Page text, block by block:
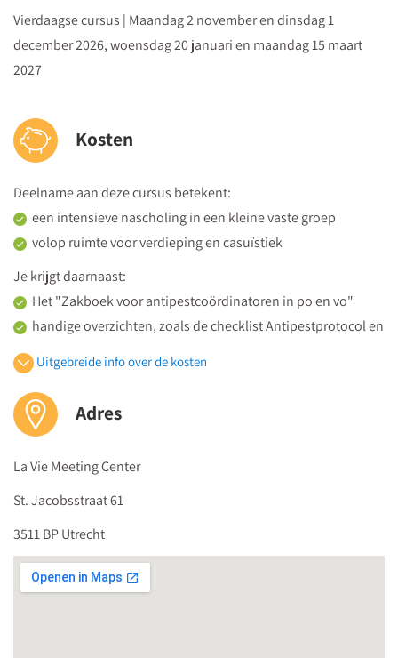
Uitdragen en borgen van je antipestbeleid binnen de
school
Vierdaagse cursus | Maandag 2 november en dinsdag 1
december 2026, woensdag 20 januari en maandag 15 maart
2027
Kosten
Deelname aan deze cursus betekent:
een intensieve nascholing in een kleine vaste groep
volop ruimte voor verdieping en casuïstiek
Je krijgt daarnaast:
Het "Zakboek voor antipestcoördinatoren in po en vo"
handige overzichten, zoals de checklist Antipestprotocol en
Social media-protocol
hand-outs met de presentaties van de spreker
een persoonlijk certificaat van deelname
de hele dag koffie, thee en versnaperingen plús een
Kom je met een groep, dan is iedere
Medilex Onderwijs is geregistreerd door het
aan deKwaliteitscode voor Opleidingsinstellingen voor Kort
Beroepsonderwijs.
Uitgebreide info over de kosten
Adres
La Vie Meeting Center
St. Jacobsstraat 61
3511 BP Utrecht